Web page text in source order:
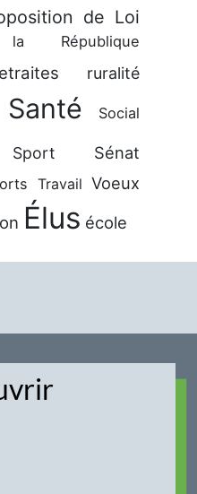
de Loi
République
ruralité
Santé Social
Sport Sénat
Travail Voeux
Élus école